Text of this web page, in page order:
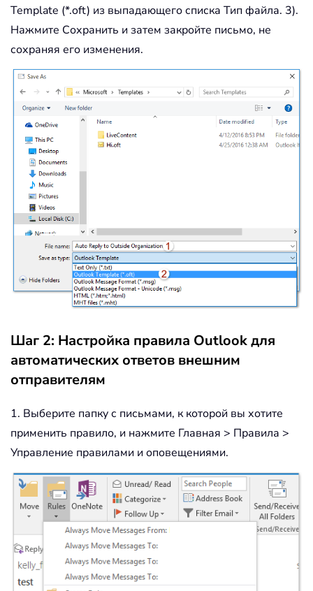
Template (*.oft) из выпадающего списка Тип файла. 3).
Нажмите Сохранить и затем закройте письмо, не
сохраняя его изменения.
Шаг 2: Настройка правила Outlook для
автоматических ответов внешним
отправителям
1. Выберите папку с письмами, к которой вы хотите
применить правило, и нажмите Главная > Правила >
Управление правилами и оповещениями.